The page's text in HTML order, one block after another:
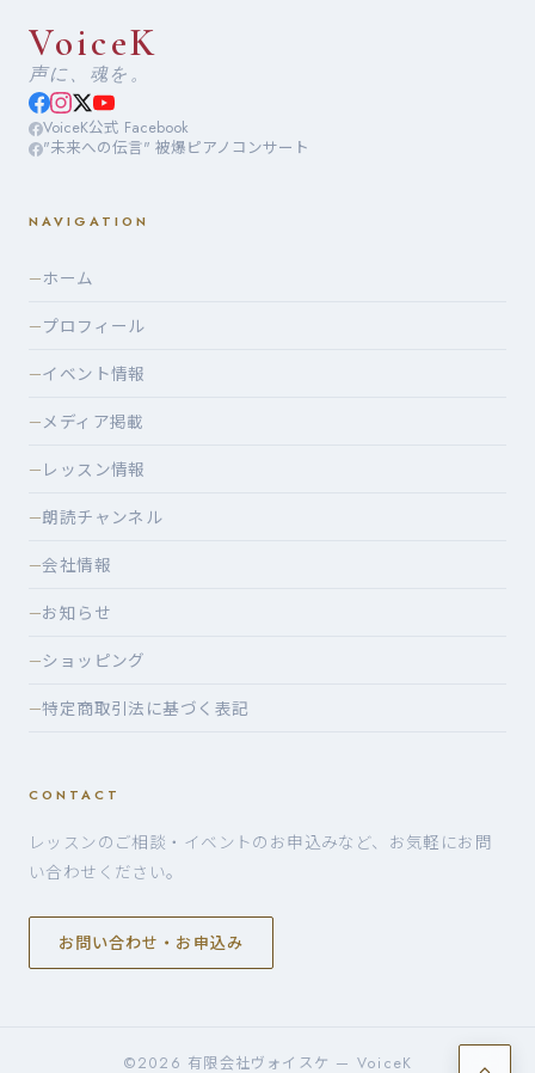
VoiceK
声に、魂を。
VoiceK公式 Facebook
"未来への伝言" 被爆ピアノコンサート
NAVIGATION
—ホーム
—プロフィール
—イベント情報
—メディア掲載
— レッスン情報
—朗読チャンネル
—会社情報
—お知らせ
—ショッピング
—特定商取引法に基づく表記
CONTACT
レッスンのご相談・イベントのお申込みなど、お気軽にお問
い合わせください。
お問い合わせ・お申込み
©2026 有限会社ヴォイスケ — VoiceK